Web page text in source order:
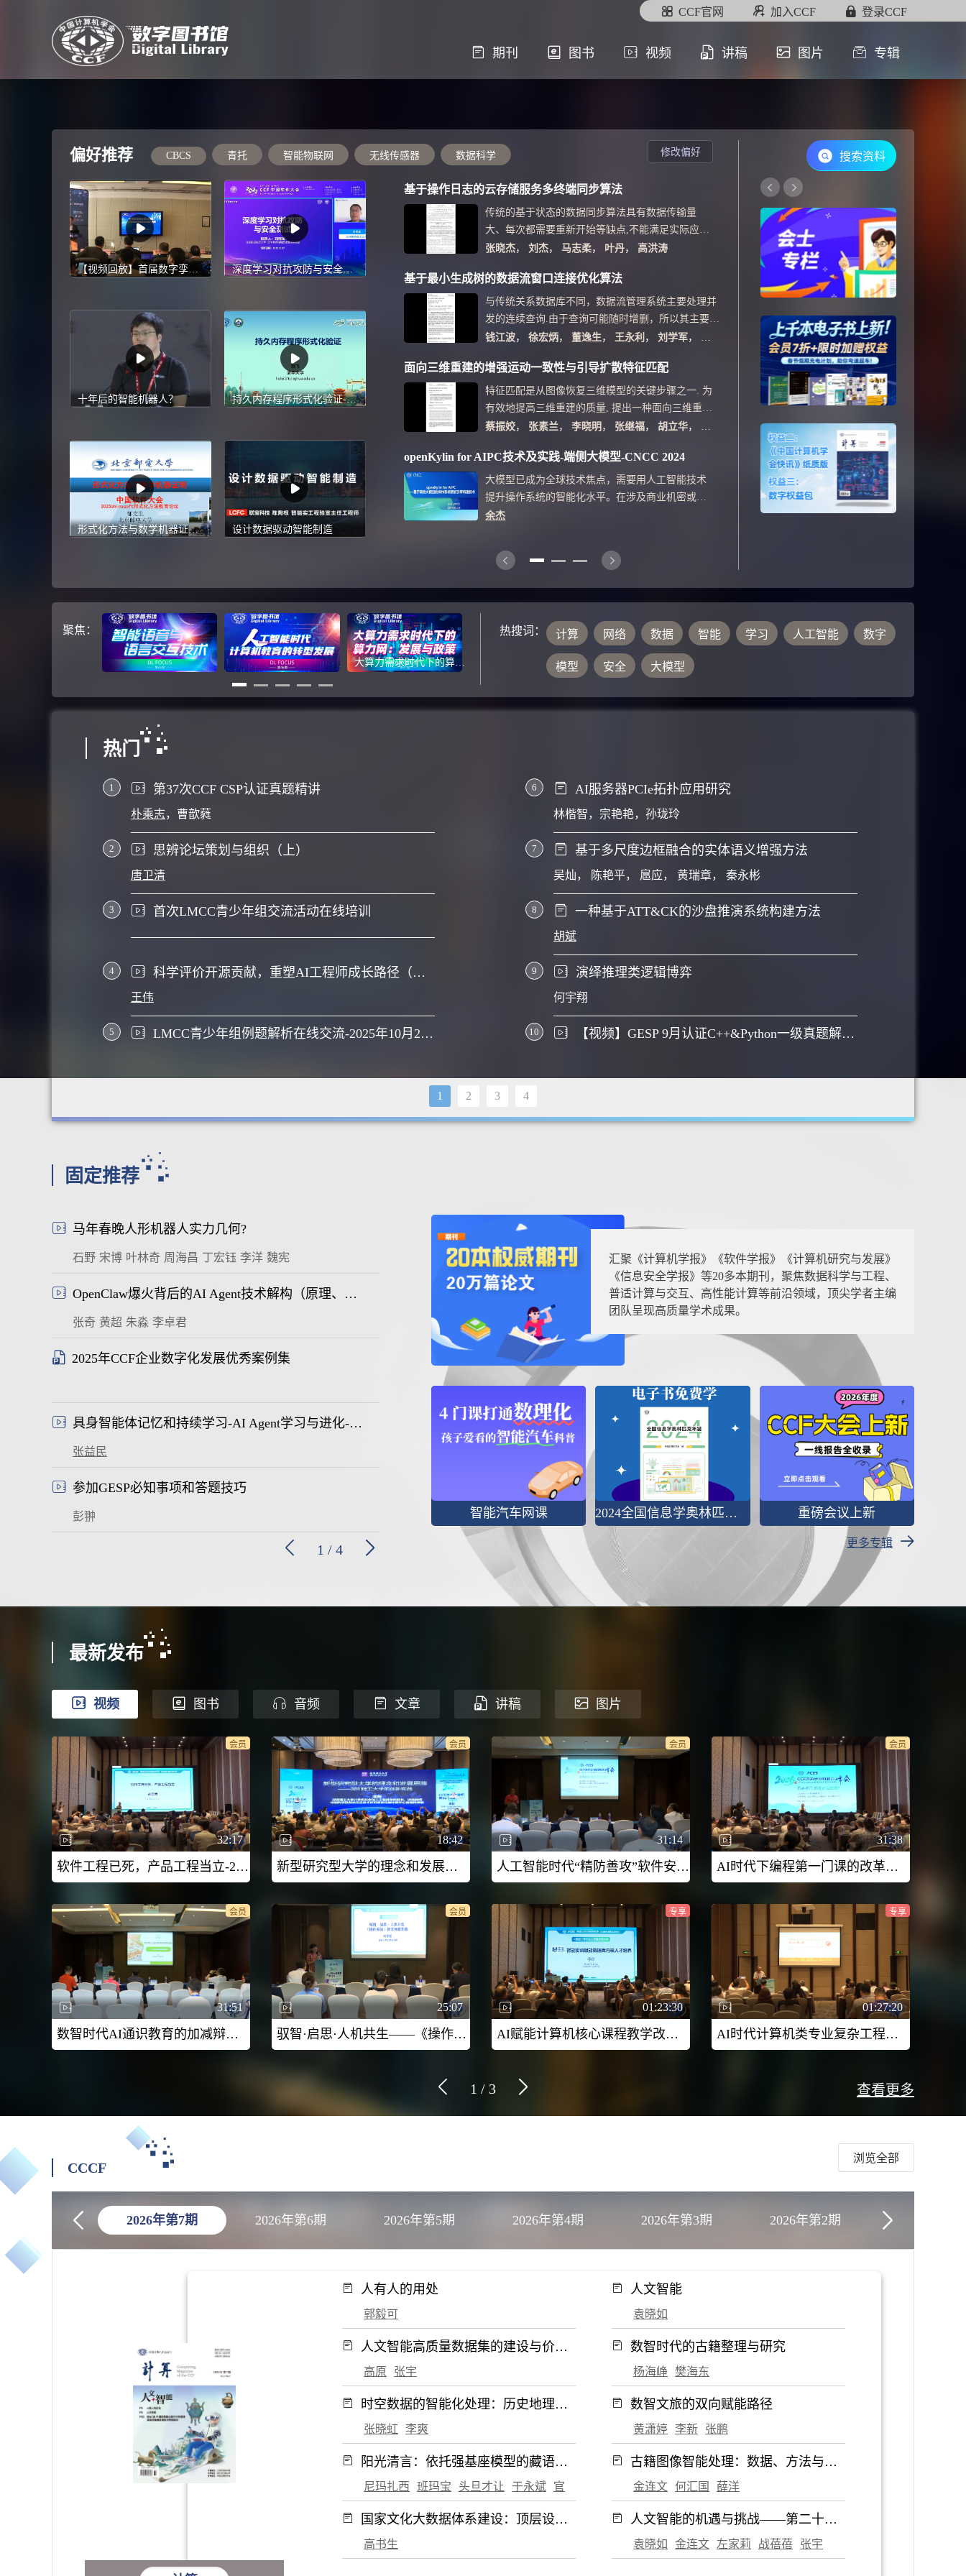
CCF官网 加入CCF 登录CCF
期刊 图书 视频 讲稿 图片 专辑
偏好推荐 CBCS 青托 智能物联网 无线传感器 数据科学 修改偏好
【视频回放】首届数字孪生技术——智能时代数字孪生的机遇与挑战 深度学习对抗攻防与安全测试--CCF2022中国软件大会：高可信嵌入式软件工程技术论坛
十年后的智能机器人？ 持久内存程序形式化验证-2025 CCF中国软件大会-CCF ChinaSoft
形式化方法与数学机器证明-2025 CCF中国软件大会-CCF ChinaSoft 设计数据驱动智能制造
基于操作日志的云存储服务多终端同步算法
传统的基于状态的数据同步算法具有数据传输量
大、每次都需要重新开始等缺点,不能满足实际应用
需求,提出了一种基于操作日志的云存储数据同步算
日志生成同步操作序列,回放操作序列的方法实现了
高效的数据同步。与传统算法相比,该算法具有数据
传输量小,快速高效,对云端服务器负载小,支持双向
和增量同步等优点。算法支持同步过程中的失效恢
张晓杰，刘杰，马志柔， 叶丹， 高洪涛
基于最小生成树的数据流窗口连接优化算法
与传统关系数据库不同，数据流管理系统主要处理并
发的连续查询.由于查询可能随时增删，所以其主要关
注适合查询增删的并发连续查询优化，而不是单条查
接优化算法.对于新注册的查询以类似最小生成树算法
写出数据流的探测序列，然后在不更改其他查询探测
序列顺序的情况下尽量合并，减少重复计算.注册或删
除查询并不影响其他的查询计划，不需要执行繁琐的
化性能在可接受的范围内，尤其适合查询更新频率较
高的系统.
钱江波，徐宏炳， 董逸生，王永利 ，刘学军， 杨雪梅
面向三维重建的增强运动一致性与引导扩散特征匹配
特征匹配是从图像恢复三维模型的关键步骤之一. 为
有效地提高三维重建的质量, 提出一种面向三维重建
的增强运动一致性与引导扩散特征匹配算法. 首先在
出一种增强运动一致性概念, 增强真假匹配点的判断
条件, 避免高相似特征点的误匹配, 提高了初始匹配点
的正确率; 然后结合RANSAC算法进行特征点匹配优
化, 过滤掉异常值, 进一步提高特征点匹配的准确性;
提高特征点匹配数量和三维模型的稳定性. 在公开的
SIFT的比率测试算法和GMS算法分别平均提高了
了46.15%和30.77%.
蔡振姣， 张素兰，李晓明 ， 张继福，胡立华， 杨海峰
openKylin for AIPC技术及实践-端侧大模型-CNCC 2024
大模型已成为全球技术焦点，需要用人工智能技术
提升操作系统的智能化水平。在涉及商业机密或个
人隐私、以及无法连接互联网等场景下，需要使用
绍团队在“openKylin开源操作+九格端侧大模型”上
通过在模型层、系统层、应用层的技术突破来构建
余杰
搜索资料
聚焦：
大算力需求时代下的算力网：发展与政策
热搜词： 计算 网络 数据 智能 学习 人工智能 数字
模型 安全 大模型
热门
1 第37次CCF CSP认证真题精讲
朴乘志， 曹歆蕤
2 思辨论坛策划与组织（上）
唐卫清
3 首次LMCC青少年组交流活动在线培训
4 科学评价开源贡献，重塑AI工程师成长路径（以 CANN 开源社区为例）-2026CCF未来计算机教育峰会（FCES 2026）
王伟
5 LMCC青少年组例题解析在线交流-2025年10月25日
6 AI服务器PCIe拓扑应用研究
林楷智， 宗艳艳， 孙珑玲
7 基于多尺度边框融合的实体语义增强方法
吴灿， 陈艳平， 扈应， 黄瑞章， 秦永彬
8 一种基于ATT&CK的沙盘推演系统构建方法
胡斌
9 演绎推理类逻辑博弈
何宇翔
10 【视频】GESP 9月认证C++&Python一级真题解析-2025年
1 2 3 4
固定推荐
马年春晚人形机器人实力几何?
石野 宋博 叶林奇 周海昌 丁宏钰 李洋 魏宪
OpenClaw爆火背后的AI Agent技术解构（原理、安全与云上实践）
张奇 黄超 朱淼 李卓君
2025年CCF企业数字化发展优秀案例集
具身智能体记忆和持续学习-AI Agent学习与进化-CNCC 2024
张益民
参加GESP必知事项和答题技巧
彭翀
1 / 4
汇聚《计算机学报》《软件学报》《计算机研究与发展》
《信息安全学报》等20多本期刊，聚焦数据科学与工程、
普适计算与交互、高性能计算等前沿领域，顶尖学者主编
团队呈现高质量学术成果。
智能汽车网课 2024全国信息学奥林匹克年鉴 重磅会议上新
更多专辑
最新发布
视频 图书 音频 文章 讲稿 图片
32:17
会员
软件工程已死，产品工程当立-2026CCF未来计算机教育峰会（FCES 2026）
18:42
会员
新型研究型大学的理念和发展思路 ——深圳理工大学的创新实践-2026CCF未来计算机教育峰会（FCES 2026）
31:14
会员
人工智能时代“精防善攻”软件安全人才培养-2026CCF未来计算机教育峰会（FCES 2026）
31:38
会员
AI时代下编程第一门课的改革实践与思考-2026CCF未来计算机教育峰会（FCES 2026）
31:51
会员
数智时代AI通识教育的加减辩证法——中山大学AI通识课的建设与探索-2026CCF未来计算机教育峰会（FCES 2026）
25:07
会员
驭智·启思·人机共生——《操作系统》教学创新实践-2026CCF未来计算机教育峰会（FCES 2026）
01:23:30
专享
AI赋能计算机核心课程教学改革（二）-2026CCF未来计算机教育峰会（FCES 2026）
01:27:20
专享
AI时代计算机类专业复杂工程问题探究（二）-2026CCF未来计算机教育峰会（FCES 2026）
1 / 3 查看更多
CCCF
浏览全部
2026年第7期 2026年第6期 2026年第5期 2026年第4期 2026年第3期 2026年第2期
2021年第12期
2021年第11期 2021年第10期 2021年第9期 2021年第8期 2021年第7期
2017年第5期
2012年第8期 2012年第6期
人有人的用处
郭毅可
人文智能
袁晓如
人文智能高质量数据集的建设与价值
释放
高原 张宇
数智时代的古籍整理与研究
杨海峥 樊海东
时空数据的智能化处理：历史地理学
的发展与挑战
张晓虹 李爽
数智文旅的双向赋能路径
黄潇婷 李新 张鹏
阳光清言：依托强基座模型的藏语通
用大模型构建
尼玛扎西 班玛宝 头旦才让 于永斌 官却才让
古籍图像智能处理：数据、方法与展
望
金连文 何汇国 薛洋
国家文化大数据体系建设：顶层设计
与实践探索
高书生
人文智能的机遇与挑战——第二十九
期 CCF 秀湖会议报告
袁晓如 金连文 左家莉 战蓓蓓 张宇